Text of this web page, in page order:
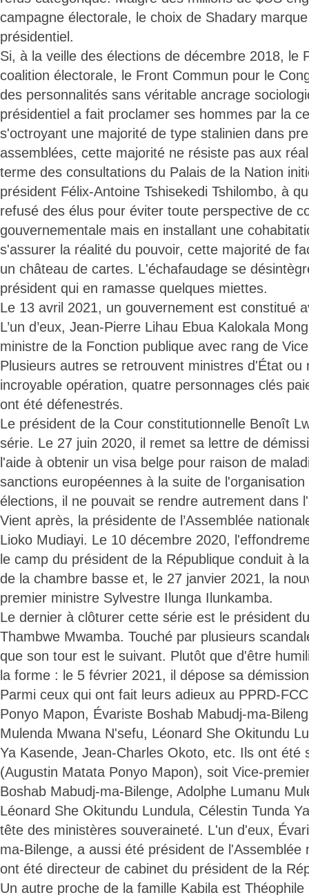
campagne électorale, le choix de Shadary
présidentiel.
Si, à la veille des élections de décembre 2018, le
coalition électorale, le Front Commun pour le
des personnalités sans véritable ancrage
présidentiel a fait proclamer ses hommes par la
s'octroyant une majorité de type stalinien dans
assemblées, cette majorité ne résiste pas aux
terme des consultations du Palais de la Nation
président Félix-Antoine Tshisekedi Tshilombo, à
refusé des élus pour éviter toute perspective de
gouvernementale mais en installant une
s'assurer la réalité du pouvoir, cette majorité de
un château de cartes. L'échafaudage se
président qui en ramasse quelques miettes.
Le 13 avril 2021, un gouvernement est constitué
L’un d’eux, Jean-Pierre Lihau Ebua Kalokala
ministre de la Fonction publique avec rang de
Plusieurs autres se retrouvent ministres d'État ou
incroyable opération, quatre personnages clés
ont été défenestrés.
Le président de la Cour constitutionnelle Benoît
série. Le 27 juin 2020, il remet sa lettre de
l'aide à obtenir un visa belge pour raison de
sanctions européennes à la suite de
élections, il ne pouvait se rendre autrement dans
Vient après, la présidente de l’Assemblée
Lioko Mudiayi. Le 10 décembre 2020,
le camp du président de la République conduit à
de la chambre basse et, le 27 janvier 2021, la
premier ministre Sylvestre Ilunga Ilunkamba.
Le dernier à clôturer cette série est le président
Thambwe Mwamba. Touché par plusieurs
que son tour est le suivant. Plutôt que d'être
la forme : le 5 février 2021, il dépose sa
Parmi ceux qui ont fait leurs adieux au PPRD-
Ponyo Mapon, Évariste Boshab Mabudj-ma-
Mulenda Mwana N'sefu, Léonard She Okitundu
Ya Kasende, Jean-Charles Okoto, etc. Ils ont été
(Augustin Matata Ponyo Mapon), soit Vice-
Boshab Mabudj-ma-Bilenge, Adolphe Lumanu
Léonard She Okitundu Lundula, Célestin Tunda
tête des ministères souveraineté. L'un d'eux,
ma-Bilenge, a aussi été président de l'Assemblée
ont été directeur de cabinet du président de la
Un autre proche de la famille Kabila est